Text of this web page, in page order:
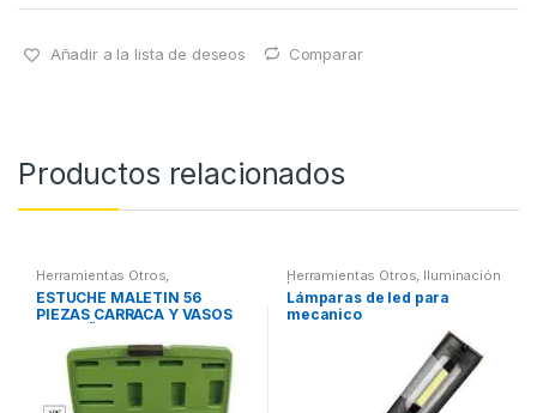
Añadir a la lista de deseos Comparar
Productos relacionados
Herramientas Otros,
Herramientas De Mano,
Herramientas De Mano,
Maletines Herramientas,
Extractores, Compresímetros,
ESTUCHE MALETIN 56
PIEZAS CARRACA Y VASOS
Herramientas Otros, Iluminación
| Linternas Led
Lámparas de led para
mecanico